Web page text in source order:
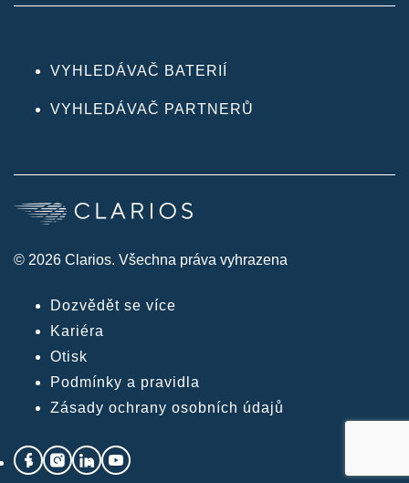
VYHLEDÁVAČ BATERIÍ
VYHLEDÁVAČ PARTNERŮ
© 2026 Clarios. Všechna práva vyhrazena
Dozvědět se více
Kariéra
Otisk
Podmínky a pravidla
Zásady ochrany osobních údajů